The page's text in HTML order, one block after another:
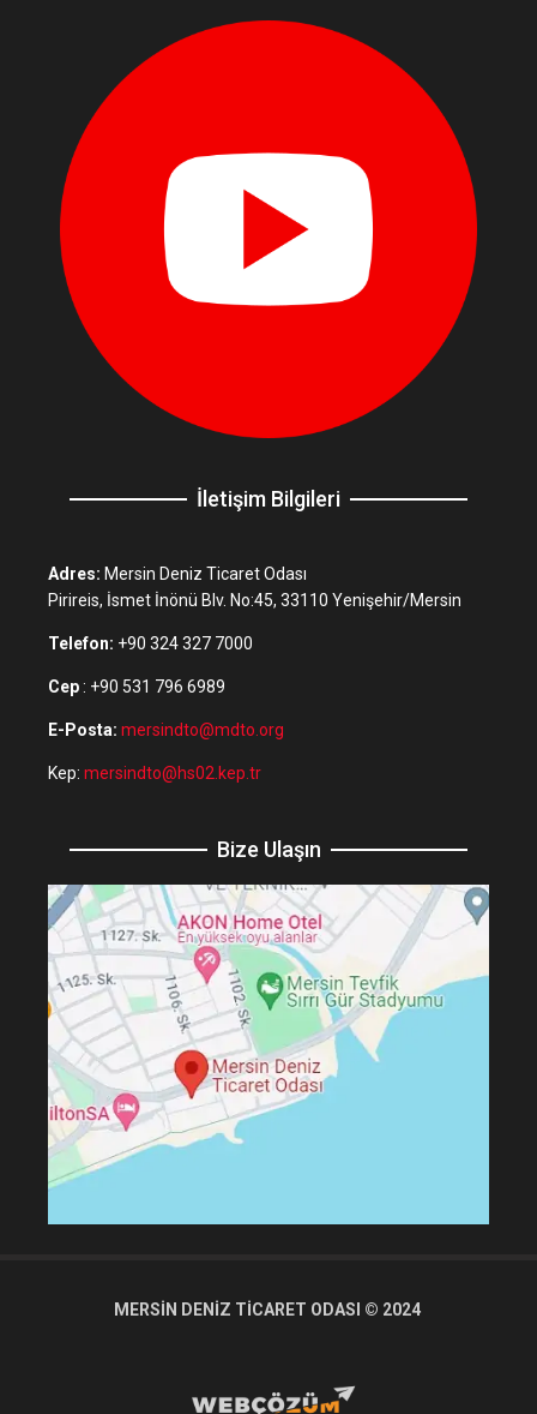
İletişim Bilgileri
Adres: Mersin Deniz Ticaret Odası
Pirireis, İsmet İnönü Blv. No:45, 33110 Yenişehir/Mersin
Telefon: +90 324 327 7000
Cep: +90 531 796 6989
E-Posta: mersindto@mdto.org
Kep: mersindto@hs02.kep.tr
Bize Ulaşın
MERSİN DENİZ TİCARET ODASI © 2024